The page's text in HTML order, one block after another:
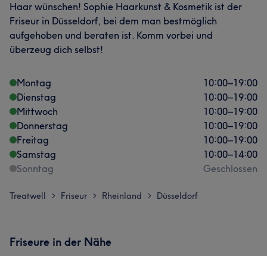
Haar wünschen! Sophie Haarkunst & Kosmetik ist der
Friseur in Düsseldorf, bei dem man bestmöglich
aufgehoben und beraten ist. Komm vorbei und
überzeug dich selbst!
Montag 10:00–19:00
Dienstag
10:00–19:00
Mittwoch
10:00–19:00
Donnerstag
10:00–19:00
Freitag
10:00–19:00
Samstag
10:00–14:00
Sonntag
Geschlossen
Treatwell > Friseur > Rheinland > Düsseldorf
Friseure in der Nähe